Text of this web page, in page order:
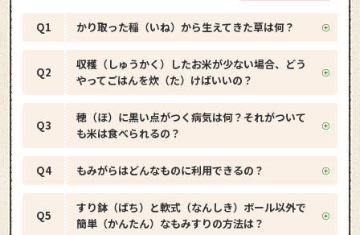
Q1 かり取った稲（いね）から生えてきた草は何？
Q2
収穫（しゅうかく）したお米が少ない場合、どう
やってごはんを炊（た）けばいいの？
Q3
穂（ほ）に黒い点がつく病気は何？それがついて
も米は食べられるの？
Q4 もみがらはどんなものに利用できるの？
Q5
すり鉢（ばち）と軟式（なんしき）ボール以外で
簡単（かんたん）なもみすりの方法は？